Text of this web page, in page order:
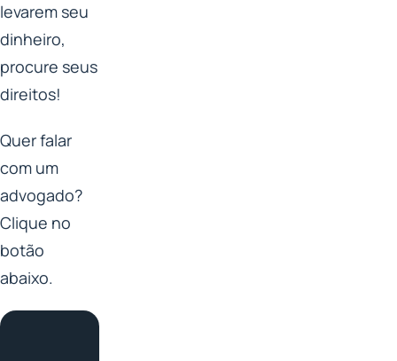
levarem seu
dinheiro,
procure seus
direitos!
Quer falar
com um
advogado?
Clique no
botão
abaixo.